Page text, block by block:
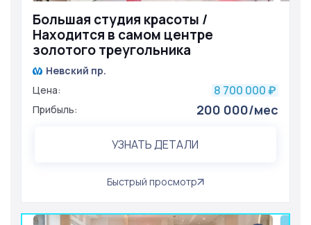
Большая студия красоты /
Находится в самом центре
золотого треугольника
Невский пр.
Цена:
8 700 000 ₽
Прибыль: 200 000/мес
УЗНАТЬ ДЕТАЛИ
Быстрый просмотр